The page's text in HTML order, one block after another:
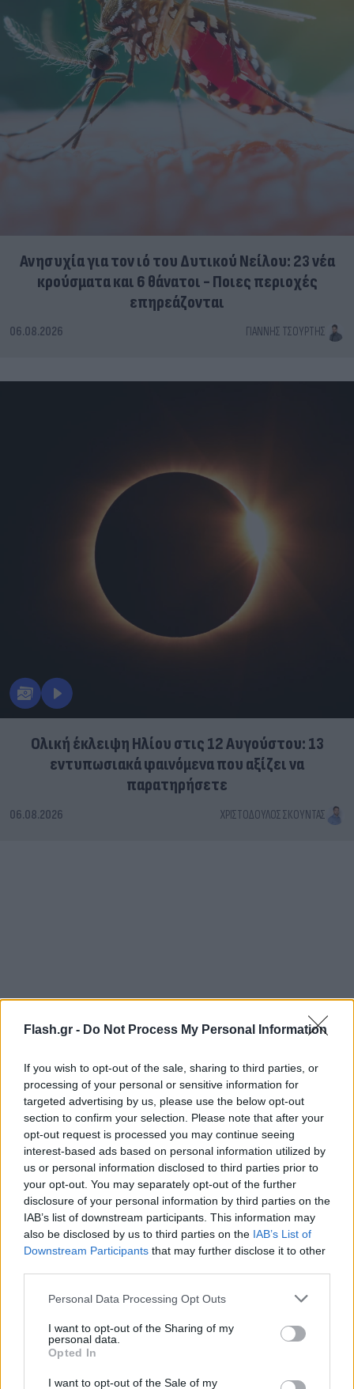
Flash.gr - Do Not Process My Personal Information
If you wish to opt-out of the sale, sharing to third parties, or
processing of your personal or sensitive information for
targeted advertising by us, please use the below opt-out
section to confirm your selection. Please note that after your
opt-out request is processed you may continue seeing
interest-based ads based on personal information utilized by
us or personal information disclosed to third parties prior to
your opt-out. You may separately opt-out of the further
disclosure of your personal information by third parties on the
IAB’s list of downstream participants. This information may
also be disclosed by us to third parties on the IAB’s List of
Downstream Participants that may further disclose it to other
Please note that this website/app uses one or more Google
not limited to your visit or usage behaviour. You may click to
grant or deny consent to Google and its third-party tags to
use your data for below specified purposes in below Google
consent section.
Personal Data Processing Opt Outs
I want to opt-out of the Sharing of my
personal data.
Opted In
I want to opt-out of the Sale of my
Ανησυχία για τον ιό του Δυτικού Νείλου: 23 νέα
κρούσματα και 6 θάνατοι - Ποιες περιοχές
επηρεάζονται
06.08.2026 ΓΙΆΝΝΗΣ ΤΣΟΎΡΤΗΣ
Ολική έκλειψη Ηλίου στις 12 Αυγούστου: 13
εντυπωσιακά φαινόμενα που αξίζει να
παρατηρήσετε
06.08.2026 ΧΡΙΣΤΌΔΟΥΛΟΣ ΣΚΟΎΝΤΑΣ